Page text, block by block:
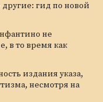
другие: гид по новой
не
в то время как
издания указа,
несмотря на